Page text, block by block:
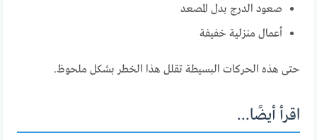
صعود الدرج بدل المصعد
أعمال منزلية خفيفة
حتى هذه الحركات البسيطة تقلل هذا الخطر بشكل ملحوظ.
اقرأ أيضًا...